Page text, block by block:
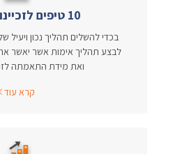
10 טיפים לזכיינות מנצחת
בכדי להשלים תהליך נכון ויעיל
לבצע תהליך אימות אשר יאשר
ואת מידת התאמתה
קרא עוד